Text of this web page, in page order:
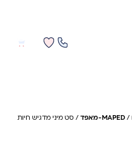
/ MAPED-מאפד
/ סט מיני מדגיש חיות